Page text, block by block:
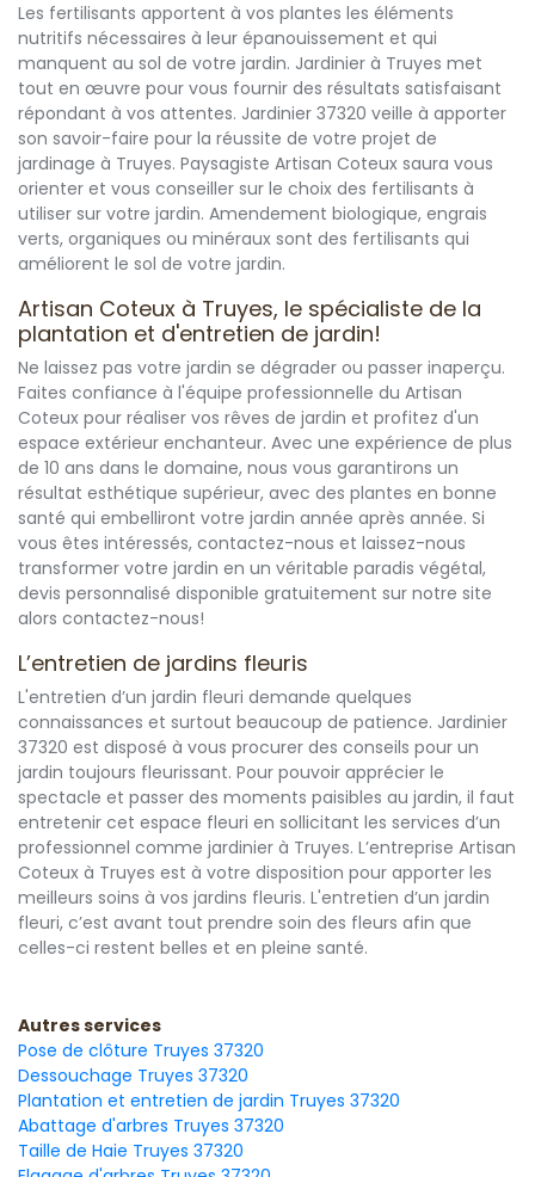
Les fertilisants apportent à vos plantes les éléments
nutritifs nécessaires à leur épanouissement et qui
manquent au sol de votre jardin. Jardinier à Truyes met
tout en œuvre pour vous fournir des résultats satisfaisant
répondant à vos attentes. Jardinier 37320 veille à apporter
son savoir-faire pour la réussite de votre projet de
jardinage à Truyes. Paysagiste Artisan Coteux saura vous
orienter et vous conseiller sur le choix des fertilisants à
utiliser sur votre jardin. Amendement biologique, engrais
verts, organiques ou minéraux sont des fertilisants qui
améliorent le sol de votre jardin.
Artisan Coteux à Truyes, le spécialiste de la
plantation et d'entretien de jardin!
Ne laissez pas votre jardin se dégrader ou passer inaperçu.
Faites confiance à l'équipe professionnelle du Artisan
Coteux pour réaliser vos rêves de jardin et profitez d'un
espace extérieur enchanteur. Avec une expérience de plus
de 10 ans dans le domaine, nous vous garantirons un
résultat esthétique supérieur, avec des plantes en bonne
santé qui embelliront votre jardin année après année. Si
vous êtes intéressés, contactez-nous et laissez-nous
transformer votre jardin en un véritable paradis végétal,
devis personnalisé disponible gratuitement sur notre site
alors contactez-nous!
L’entretien de jardins fleuris
L'entretien d’un jardin fleuri demande quelques
connaissances et surtout beaucoup de patience. Jardinier
37320 est disposé à vous procurer des conseils pour un
jardin toujours fleurissant. Pour pouvoir apprécier le
spectacle et passer des moments paisibles au jardin, il faut
entretenir cet espace fleuri en sollicitant les services d’un
professionnel comme jardinier à Truyes. L’entreprise Artisan
Coteux à Truyes est à votre disposition pour apporter les
meilleurs soins à vos jardins fleuris. L'entretien d’un jardin
fleuri, c’est avant tout prendre soin des fleurs afin que
celles-ci restent belles et en pleine santé.
Autres services
Pose de clôture Truyes 37320
Dessouchage Truyes 37320
Plantation et entretien de jardin Truyes 37320
Abattage d'arbres Truyes 37320
Taille de Haie Truyes 37320